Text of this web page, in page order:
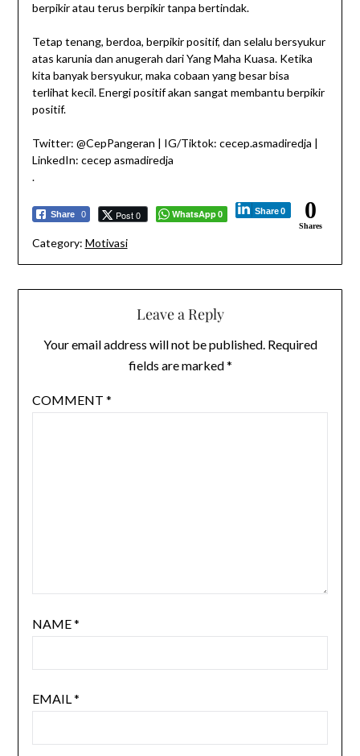
berpikir atau terus berpikir tanpa bertindak.
Tetap tenang, berdoa, berpikir positif, dan selalu bersyukur
atas karunia dan anugerah dari Yang Maha Kuasa. Ketika
kita banyak bersyukur, maka cobaan yang besar bisa
terlihat kecil. Energi positif akan sangat membantu berpikir
positif.
Twitter: @CepPangeran | IG/Tiktok: cecep.asmadiredja |
LinkedIn: cecep asmadiredja
.
Share 0 Post 0 WhatsApp 0 Share 0 0
Shares
Category: Motivasi
Leave a Reply
Your email address will not be published. Required
fields are marked*
COMMENT *
NAME*
EMAIL*